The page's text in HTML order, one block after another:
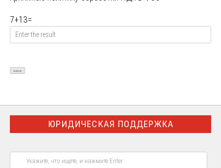
7+13=
ЮРИДИЧЕСКАЯ ПОДДЕРЖКА